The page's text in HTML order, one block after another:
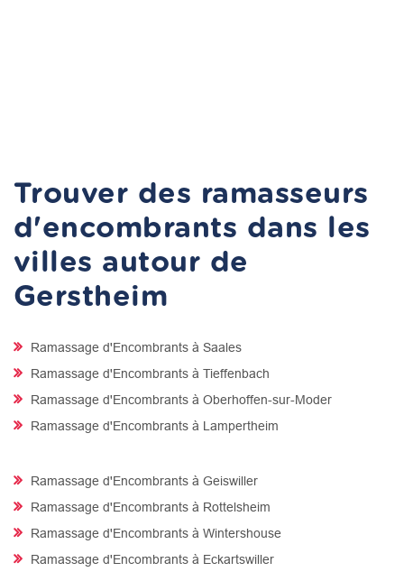
Trouver des ramasseurs
d'encombrants dans les
villes autour de
Gerstheim
Ramassage d'Encombrants à Saales
Ramassage d'Encombrants à Tieffenbach
Ramassage d'Encombrants à Oberhoffen-sur-Moder
Ramassage d'Encombrants à Lampertheim
Ramassage d'Encombrants à Geiswiller
Ramassage d'Encombrants à Rottelsheim
Ramassage d'Encombrants à Wintershouse
Ramassage d'Encombrants à Eckartswiller